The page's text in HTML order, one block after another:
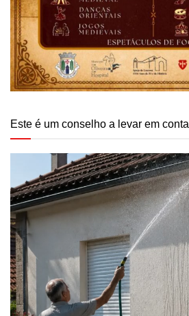
Este é um conselho a levar em conta